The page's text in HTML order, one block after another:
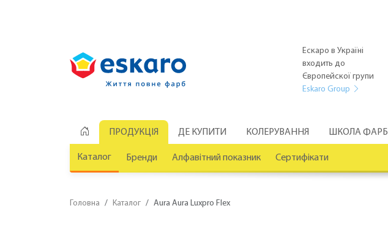
Ескаро в Україні
входить до
Європейскої групи
Eskaro Group
ПРОДУКЦІЯ ДЕ КУПИТИ КОЛЕРУВАННЯ ШКОЛА ФАРБ
Каталог Бренди Алфавітний показник Сертифікати
Головна Каталог Aura Aura Luxpro Flex